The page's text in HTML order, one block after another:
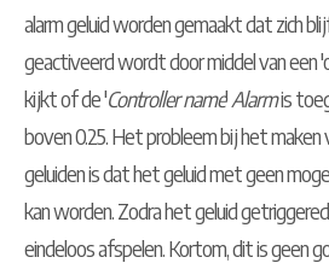
alarm geluid worden gemaakt dat zich
geactiveerd wordt door middel van een
kijkt of de 'Controller name'Alarmis
boven 0.25. Het probleem bij het maken
geluiden is dat het geluid met geen
kan worden. Zodra het geluid
eindeloos afspelen. Kortom, dit is geen